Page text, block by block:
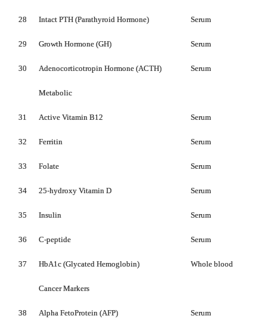
28 Intact PTH (Parathyroid Hormone) Serum
29 Growth Hormone (GH) Serum
30 Adenocorticotropin Hormone (ACTH) Serum
Metabolic
31 Active Vitamin B12 Serum
32 Ferritin Serum
33 Folate Serum
34 25-hydroxy Vitamin D Serum
35 Insulin Serum
36 C-peptide Serum
37 HbA1c (Glycated Hemoglobin) Whole blood
Cancer Markers
38 Alpha FetoProtein (AFP) Serum